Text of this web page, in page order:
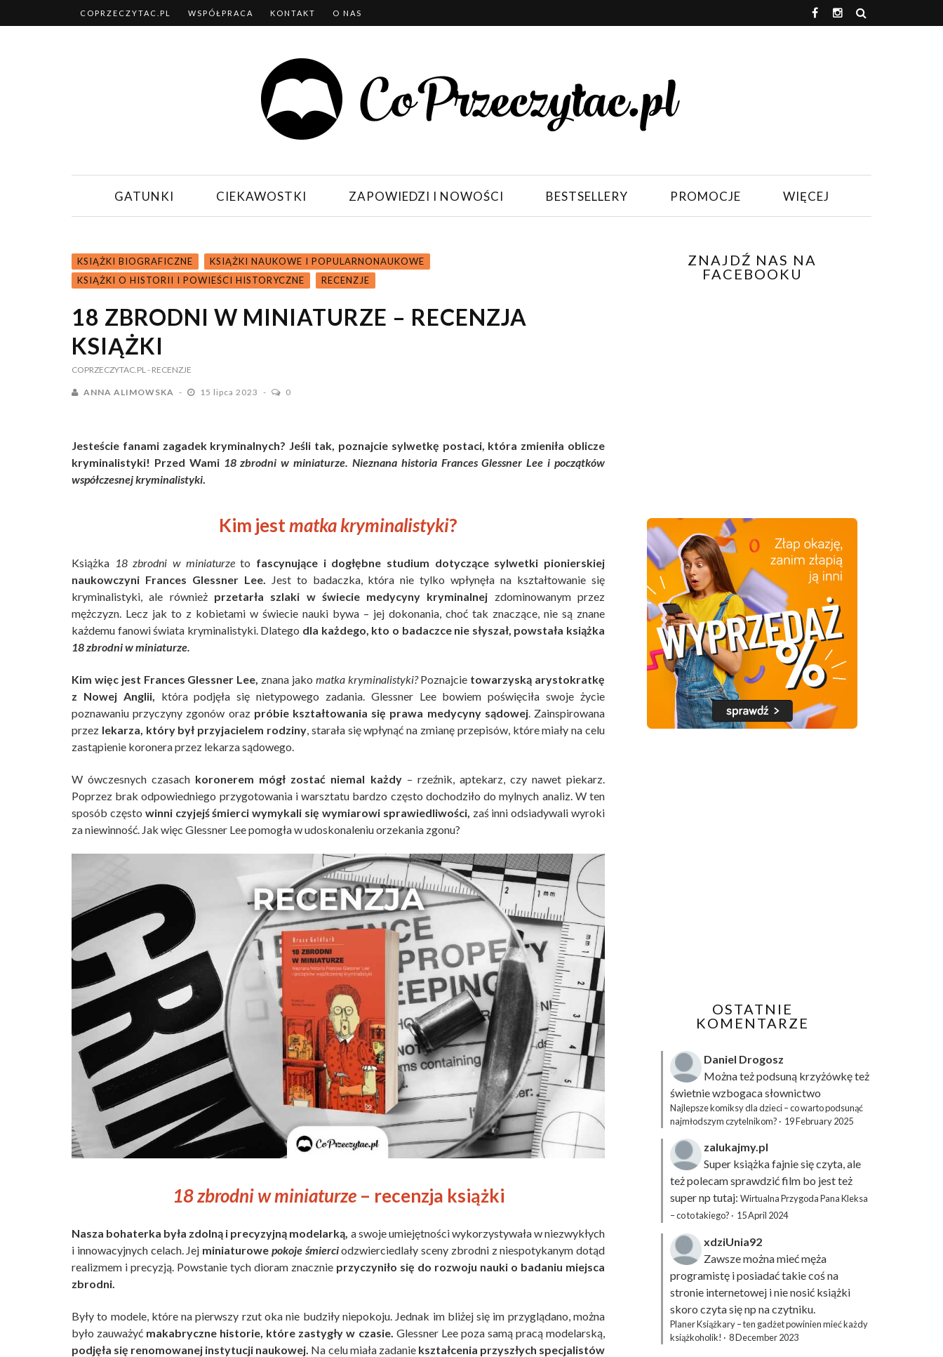
COPRZECZYTAC.PL WSPÓŁPRACA KONTAKT O NAS
GATUNKI CIEKAWOSTKI ZAPOWIEDZI I NOWOŚCI BESTSELLERY PROMOCJE WIĘCEJ
KSIĄŻKI BIOGRAFICZNE
KSIĄŻKI NAUKOWE I POPULARNONAUKOWE
KSIĄŻKI O HISTORII I POWIEŚCI HISTORYCZNE
RECENZJE
18 ZBRODNI W MINIATURZE – RECENZJA
KSIĄŻKI
COPRZECZYTAC.PL- RECENZJE
ANNA ALIMOWSKA 15 lipca 2023 0
Jesteście fanami zagadek kryminalnych? Jeśli tak, poznajcie sylwetkę postaci, która zmieniła oblicze
kryminalistyki! Przed Wami 18 zbrodni w miniaturze. Nieznana historia Frances Glessner Lee i początków
współczesnej kryminalistyki.
Kim jestmatka kryminalistyki?
Książka 18 zbrodni w miniaturzeto fascynujące i dogłębne studium dotyczące sylwetki pionierskiej
naukowczyni Frances Glessner Lee.
Jest to badaczka, która nie tylko wpłynęła na kształtowanie się
kryminalistyki, ale również przetarła szlaki w świecie medycyny kryminalnej zdominowanym przez
mężczyzn. Lecz jak to z kobietami w świecie nauki bywa – jej dokonania, choć tak znaczące, nie są znane
każdemu fanowi świata kryminalistyki. Dlatego dla każdego, kto o badaczce nie słyszał, powstała książka
18 zbrodni w miniaturze.
Kim więc jest Frances Glessner Lee, znana jako matka kryminalistyki?Poznajcie towarzyską arystokratkę
z Nowej Anglii,
która podjęła się nietypowego zadania. Glessner Lee bowiem poświęciła swoje życie
poznawaniu przyczyny zgonów oraz próbie kształtowania się prawa medycyny sądowej. Zainspirowana
przez lekarza, który był przyjacielem rodziny , starała się wpłynąć na zmianę przepisów, które miały na celu
zastąpienie koronera przez lekarza sądowego.
W ówczesnych czasach koronerem mógł zostać niemal każdy– rzeźnik, aptekarz, czy nawet piekarz.
Poprzez brak odpowiedniego przygotowania i warsztatu bardzo często dochodziło do mylnych analiz. W ten
sposób często winni czyjejś śmierci wymykali się wymiarowi sprawiedliwości, zaś inni odsiadywali wyroki
za niewinność. Jak więc Glessner Lee pomogła w udoskonaleniu orzekania zgonu?
18 zbrodni w miniaturze– recenzja książki
Nasza bohaterka była zdolną i precyzyjną modelarką, a swoje umiejętności wykorzystywała w niezwykłych
i innowacyjnych celach. Jej miniaturowe pokoje śmierciodzwierciedlały sceny zbrodni z niespotykanym dotąd
realizmem i precyzją. Powstanie tych dioram znacznie przyczyniło się do rozwoju nauki o badaniu miejsca
zbrodni.
Były to modele, które na pierwszy rzut oka nie budziły niepokoju. Jednak im bliżej się im przyglądano, można
było zauważyć makabryczne historie, które zastygły w czasie. Glessner Lee poza samą pracą modelarską,
podjęła się renomowanej instytucji naukowej. Na celu miała zadanie kształcenia przyszłych specjalistów
ZNAJDŹ NAS NA
FACEBOOKU
OSTATNIE
KOMENTARZE
Daniel Drogosz
Można też podsuną krzyżówkęteż
świetnie wzbogaca słownictwo
Najlepsze komiksy dla dzieci – co warto podsunąć
najmłodszym czytelnikom? · 19 February 2025
zalukajmy.pl
Super książka fajnie się czyta, ale
też polecam sprawdzić film bo jest też
super np tutaj: Wirtualna Przygoda Pana Kleksa
– co to takiego? · 15 April 2024
xdziUnia92
Zawsze można mieć męża
programistę i posiadać takie coś na
stronie internetowej i nie nosić książki
skoro czyta się np na czytniku.
Planer Książkary – ten gadżet powinien mieć każdy
książkoholik! · 8 December 2023